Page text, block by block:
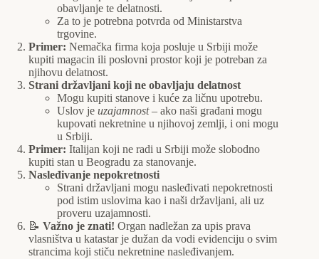
obavljanje te delatnosti.
Za to je potrebna potvrda od Ministarstva
trgovine.
Primer: Nemačka firma koja posluje u Srbiji može
kupiti magacin ili poslovni prostor koji je potreban za
njihovu delatnost.
Strani državljani koji ne obavljaju delatnost
Mogu kupiti stanove i kuće za ličnu upotrebu.
Uslov je uzajamnost– ako naši građani mogu
kupovati nekretnine u njihovoj zemlji, i oni mogu
u Srbiji.
Primer: Italijan koji ne radi u Srbiji može slobodno
kupiti stan u Beogradu za stanovanje.
Nasleđivanje nepokretnosti
Strani državljani mogu nasleđivati nepokretnosti
pod istim uslovima kao i naši državljani, ali uz
proveru uzajamnosti.
📝 Važno je znati! Organ nadležan za upis prava
vlasništva u katastar je dužan da vodi evidenciju o svim
strancima koji stiču nekretnine nasleđivanjem.